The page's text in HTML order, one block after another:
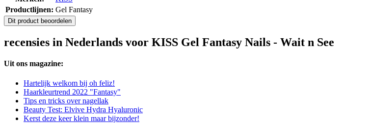
Productlijnen: Gel Fantasy
Dit product beoordelen
recensies in Nederlands voor KISS Gel Fantasy Nails - Wait n See
Uit ons magazine:
Hartelijk welkom bij oh feliz!
Haarkleurtrend 2022 "Fantasy"
Tips en tricks over nagellak
Beauty Test: Elvive Hydra Hyaluronic
Kerst deze keer klein maar bijzonder!